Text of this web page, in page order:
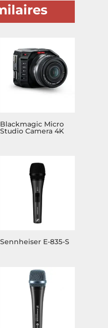
Blackmagic Micro
Studio Camera 4K
Sennheiser E-835-S